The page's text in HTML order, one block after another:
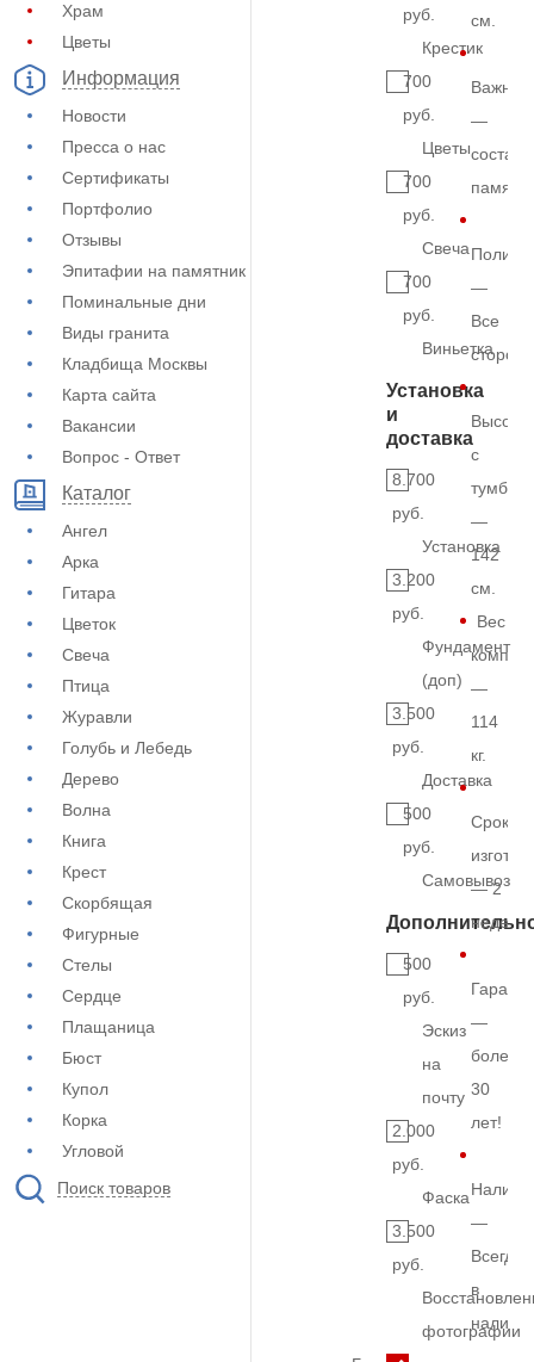
Храм
Цветы
Информация
Новости
Пресса о нас
Сертификаты
Портфолио
Отзывы
Эпитафии на памятник
Поминальные дни
Виды гранита
Кладбища Москвы
Карта сайта
Вакансии
Вопрос - Ответ
Каталог
Ангел
Арка
Гитара
Цветок
Свеча
Птица
Журавли
Голубь и Лебедь
Дерево
Волна
Книга
Крест
Скорбящая
Фигурные
Стелы
Сердце
Плащаница
Бюст
Купол
Корка
Угловой
Поиск товаров
руб.
Крестик
700
руб.
Цветы
700
руб.
Свеча
700
руб.
Виньетка
Установка
и
доставка
8.700
руб.
Установка
3.200
руб.
Фундамент
(доп)
3.500
руб.
Доставка
500
руб.
Самовывоз
500
руб.
Эскиз
на
почту
2.000
руб.
Фаска
3.500
руб.
фотографии
см.
Важно
—
—
Все
Высота
с
тумбой
—
142
см.
Вес
—
114
кг.
Срок
— 2
недели
—
более
30
лет!
—
Всегда
в